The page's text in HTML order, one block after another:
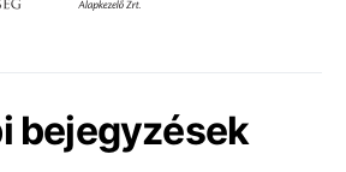
bejegyzések